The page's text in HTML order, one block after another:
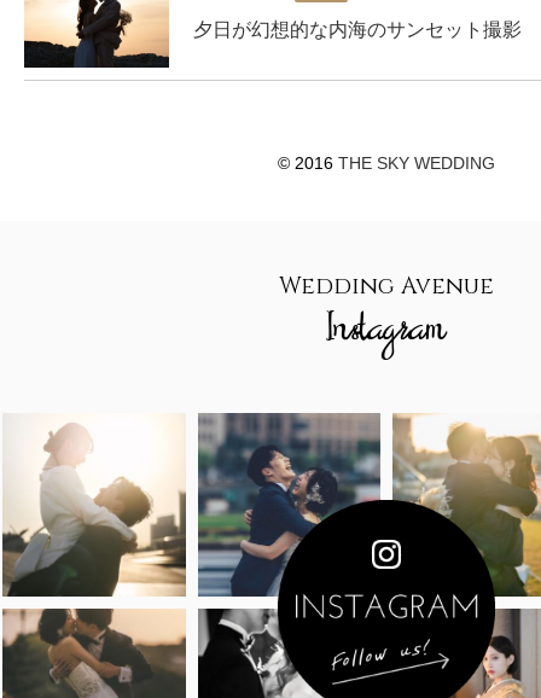
夕日が幻想的な内海のサンセット撮影
© 2016 THE SKY WEDDING
Wedding Avenue
Instagram